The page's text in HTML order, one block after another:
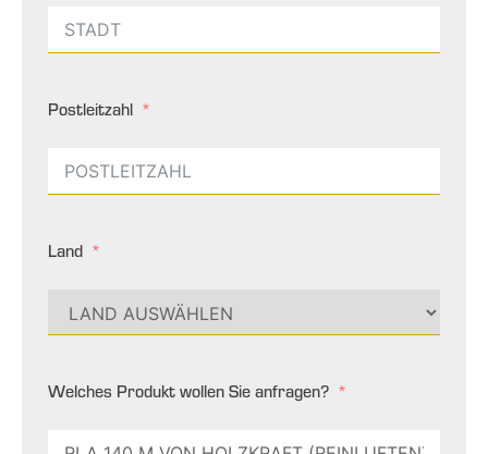
Postleitzahl
Land
Welches Produkt wollen Sie anfragen?